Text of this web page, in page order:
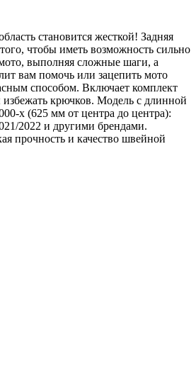
становится жесткой! Задняя
чтобы иметь возможность сильно
выполняя сложные шаги, а
вам помочь или зацепить мото
способом. Включает комплект
крючков. Модель с длинной
x (625 мм от центра до центра):
2022 и другими брендами.
прочность и качество швейной